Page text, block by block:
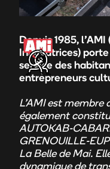
Depuis 1985,
Innovatrices)
service des
entrepreneurs
L’AMI est membre
également
AUTOKAB-
GRENOUILLE-
La Belle de Mai.